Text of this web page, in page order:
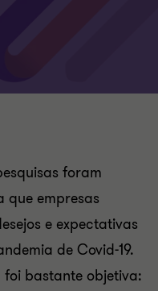
foram
que empresas
e expectativas
de Covid-19.
bastante objetiva: